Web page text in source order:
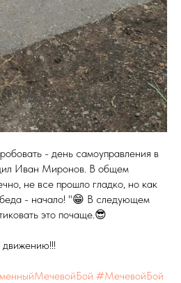
- день самоуправления в
Иван Миронов. В общем
не все прошло гладко, но как
- начало! "😁 В следующем
это почаще.😎
#МечевойБой